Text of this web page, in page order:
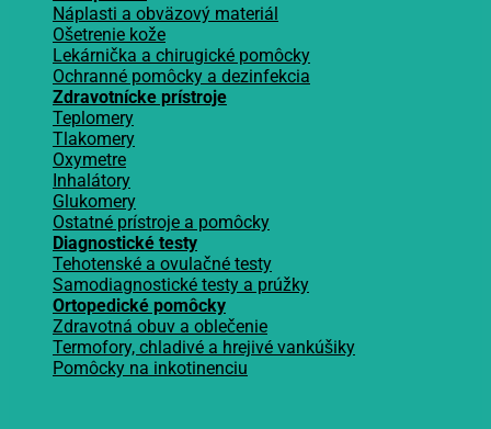
Náplasti a obväzový materiál
Ošetrenie kože
Lekárnička a chirugické pomôcky
Ochranné pomôcky a dezinfekcia
Zdravotnícke prístroje
Teplomery
Tlakomery
Oxymetre
Inhalátory
Glukomery
Ostatné prístroje a pomôcky
Diagnostické testy
Tehotenské a ovulačné testy
Samodiagnostické testy a prúžky
Ortopedické pomôcky
Zdravotná obuv a oblečenie
Termofory, chladivé a hrejivé vankúšiky
Pomôcky na inkotinenciu